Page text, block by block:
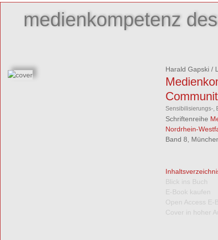
medienkompetenz
Harald Gapski /
Sensibilisierungs-,
Schriftenreihe
Nordrhein-
Band 8,
Blick ins Buch
E-Book kaufen
Open Access E-
Cover in hoher